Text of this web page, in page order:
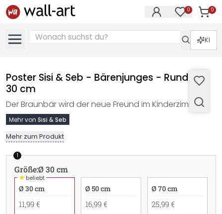
0 0
KI
Poster Sisi & Seb - Bärenjunges - Rund - Ø
30 cm
Der Braunbär wird der neue Freund im Kinderzimmer.
Mehr von Sisi & Seb
Mehr zum Produkt
1
Größe:Ø 30 cm
★beliebt
Ø 30 cm
11,99 €
Ø 50 cm
16,99 €
Ø 70 cm
25,99 €